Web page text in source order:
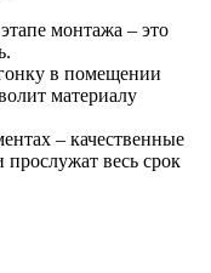
монтажа – это
в помещении
материалу
– качественные
весь срок